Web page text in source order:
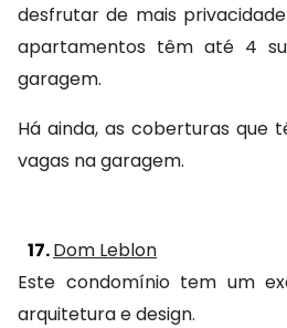
desfrutar de mais
apartamentos têm até 4
garagem.
Há ainda, as coberturas que
vagas na garagem.
17.Dom Leblon
Este condomínio tem um
arquitetura e design.